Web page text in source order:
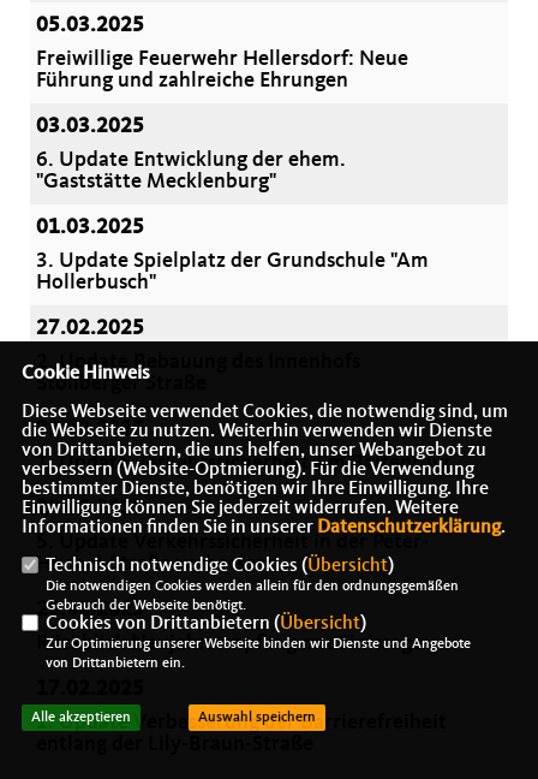
05.03.2025
Freiwillige Feuerwehr Hellersdorf: Neue
Führung und zahlreiche Ehrungen
03.03.2025
6. Update Entwicklung der ehem.
"Gaststätte Mecklenburg"
01.03.2025
3. Update Spielplatz der Grundschule "Am
Hollerbusch"
27.02.2025
2. Update Bebauung des Innenhofs
Stollberger Straße
25.02.2025
1. Update Verkehrssicherheit Am Baltenring
23.02.2025
Huchel-Straße verbessern
20.02.2025
Rückblick Neujahrsempfang mit Finissage
1. Update Verbesserung der Barrierefreiheit
Cookie Hinweis
Diese Webseite verwendet Cookies, die notwendig sind, um
die Webseite zu nutzen. Weiterhin verwenden wir Dienste
von Drittanbietern, die uns helfen, unser Webangebot zu
verbessern (Website-Optmierung). Für die Verwendung
bestimmter Dienste, benötigen wir Ihre Einwilligung. Ihre
Einwilligung können Sie jederzeit widerrufen. Weitere
Informationen finden Sie in unserer Datenschutzerklärung.
Technisch notwendige Cookies (Übersicht)
Die notwendigen Cookies werden allein für den ordnungsgemäßen
Gebrauch der Webseite benötigt.
Cookies von Drittanbietern (Übersicht)
Zur Optimierung unserer Webseite binden wir Dienste und Angebote
von Drittanbietern ein.
Alle akzeptieren Auswahl speichern